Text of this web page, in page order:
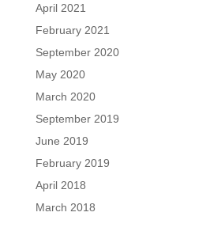
April 2021
February 2021
September 2020
May 2020
March 2020
September 2019
June 2019
February 2019
April 2018
March 2018